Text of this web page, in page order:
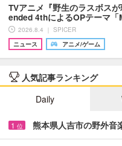
TVアニメ『野生のラスボス
ended 4thによるOPテーマ
2026.8.4 ｜ SPICER
ニュース
アニメ/ゲーム
人気記事ランキング
Daily
1 位 熊本県人吉市の野外